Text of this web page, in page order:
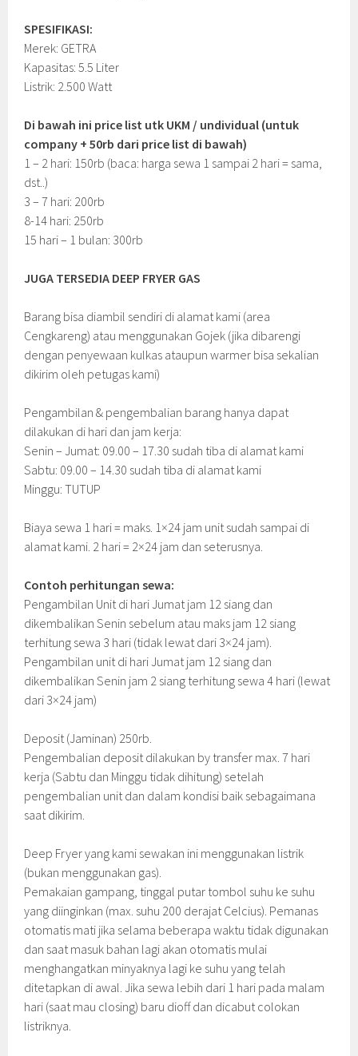
SPESIFIKASI:
Merek: GETRA
Kapasitas: 5.5 Liter
Listrik: 2.500 Watt
Di bawah ini price list utk UKM / undividual (untuk
company + 50rb dari price list di bawah)
1 – 2 hari: 150rb (baca: harga sewa 1 sampai 2 hari = sama,
dst..)
3 – 7 hari: 200rb
8-14 hari: 250rb
15 hari – 1 bulan: 300rb
JUGA TERSEDIA DEEP FRYER GAS
Barang bisa diambil sendiri di alamat kami (area
Cengkareng) atau menggunakan Gojek (jika dibarengi
dengan penyewaan kulkas ataupun warmer bisa sekalian
dikirim oleh petugas kami)
Pengambilan & pengembalian barang hanya dapat
dilakukan di hari dan jam kerja:
Senin – Jumat: 09.00 – 17.30 sudah tiba di alamat kami
Sabtu: 09.00 – 14.30 sudah tiba di alamat kami
Minggu: TUTUP
Biaya sewa 1 hari = maks. 1×24 jam unit sudah sampai di
alamat kami. 2 hari = 2×24 jam dan seterusnya.
Contoh perhitungan sewa:
Pengambilan Unit di hari Jumat jam 12 siang dan
dikembalikan Senin sebelum atau maks jam 12 siang
terhitung sewa 3 hari (tidak lewat dari 3×24 jam).
Pengambilan unit di hari Jumat jam 12 siang dan
dikembalikan Senin jam 2 siang terhitung sewa 4 hari (lewat
dari 3×24 jam)
Deposit (Jaminan) 250rb.
Pengembalian deposit dilakukan by transfer max. 7 hari
kerja (Sabtu dan Minggu tidak dihitung) setelah
pengembalian unit dan dalam kondisi baik sebagaimana
saat dikirim.
Deep Fryer yang kami sewakan ini menggunakan listrik
(bukan menggunakan gas).
Pemakaian gampang, tinggal putar tombol suhu ke suhu
yang diinginkan (max. suhu 200 derajat Celcius). Pemanas
otomatis mati jika selama beberapa waktu tidak digunakan
dan saat masuk bahan lagi akan otomatis mulai
menghangatkan minyaknya lagi ke suhu yang telah
ditetapkan di awal. Jika sewa lebih dari 1 hari pada malam
hari (saat mau closing) baru dioff dan dicabut colokan
listriknya.